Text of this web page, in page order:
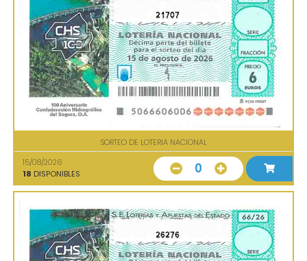
21707
SORTEO DE LOTERIA NACIONAL
15/08/2026
18 DISPONIBLES 0
26276